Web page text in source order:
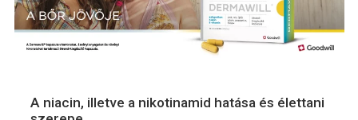
A niacin, illetve a nikotinamid hatása és élettani